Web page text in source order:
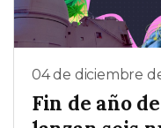
04 de diciembre
Fin de año